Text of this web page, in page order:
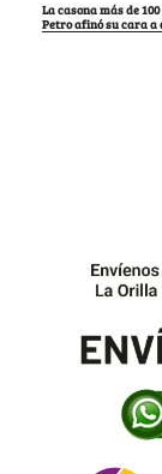
La casona más de
Petro afinó su cara a